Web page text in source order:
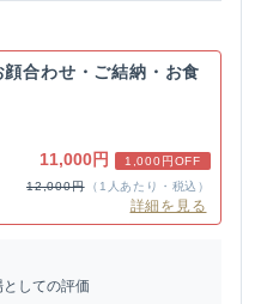
顔合わせ・ご結納・お食
11,000円
1,000円OFF
12,000円
（1人あたり・税込）
詳細を見る
しての評価